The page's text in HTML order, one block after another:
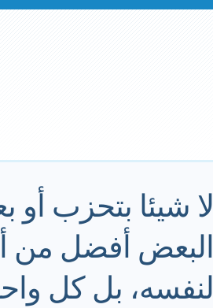
لا شيئا بتحزب
البعض أفضل من
لنفسه، بل كل